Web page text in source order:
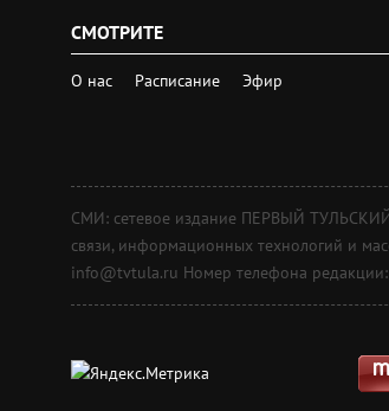
СМОТРИТЕ
О нас Расписание Эфир
СМИ: сетевое издание ПЕРВЫЙ
связи, информационных технологий и
info@tvtula.ru Номер телефона редакции: